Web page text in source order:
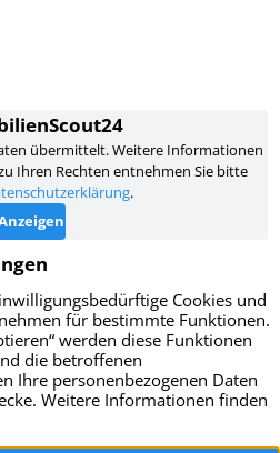
AGB
widerrufen